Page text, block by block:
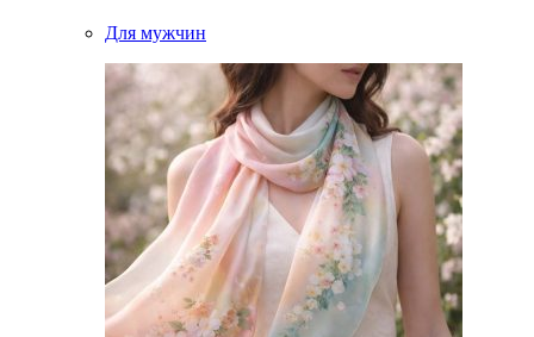
Для мужчин